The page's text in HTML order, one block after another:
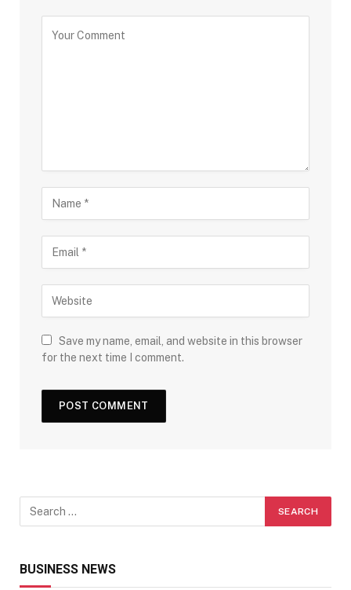
Save my name, email, and website in this browser
for the next time I comment.
BUSINESS NEWS